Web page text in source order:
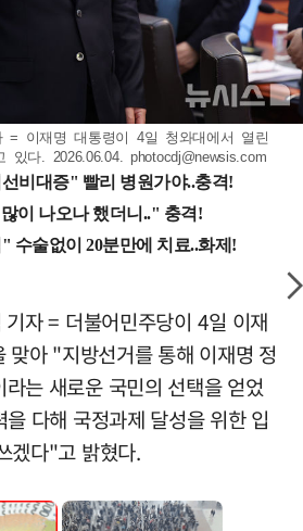
= 이재명 대통령이 4일 청와대에서 열린
있다. 2026.06.04. photocdj@newsis.com
자 = 더불어민주당이 4일 이재
맞아 "지방선거를 통해 이재명 정
는 새로운 국민의 선택을 얻었
다해 국정과제 달성을 위한 입
겠다"고 밝혔다.